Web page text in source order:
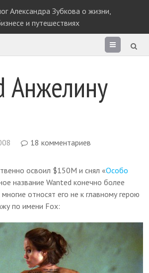
Александра Зубкова о жизни,
и путешествиях
Анжелину
18 комментариев
освоил $150M и снял «Особо
название Wanted конечно более
относят его не к главному герою
по имени Fox: